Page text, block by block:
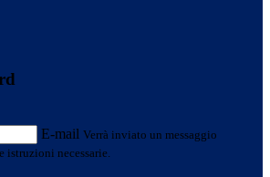
E-mail Verrà inviato un messaggio
necessarie.